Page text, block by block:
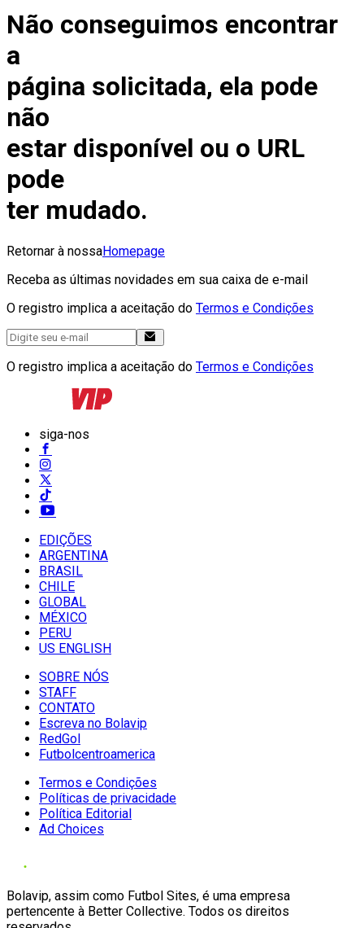
Não conseguimos encontrar
a
página solicitada, ela pode
não
estar disponível ou o URL
pode
ter mudado.
Retornar à nossaHomepage
Receba as últimas novidades em sua caixa de e-mail
O registro implica a aceitação do Termos e Condições
O registro implica a aceitação do Termos e Condições
siga-nos
EDIÇÕES
ARGENTINA
BRASIL
CHILE
GLOBAL
MÉXICO
PERU
US ENGLISH
SOBRE NÓS
STAFF
CONTATO
Escreva no Bolavip
RedGol
Futbolcentroamerica
Termos e Condições
Políticas de privacidade
Política Editorial
Ad Choices
Bolavip, assim como Futbol Sites, é uma empresa
pertencente à Better Collective. Todos os direitos